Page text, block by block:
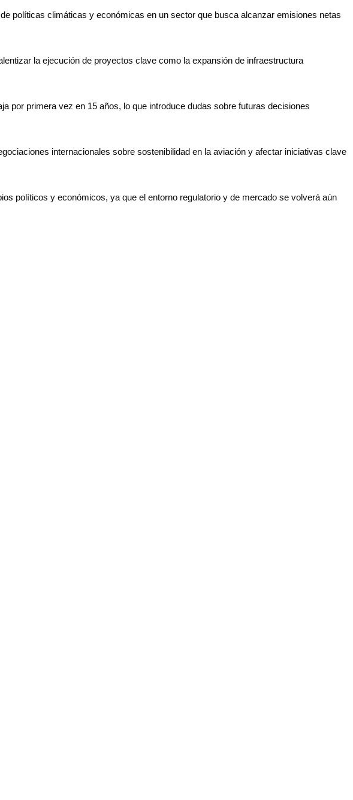
políticas climáticas y económicas en un sector que busca alcanzar emisiones netas
la ejecución de proyectos clave como la expansión de infraestructura
por primera vez en 15 años, lo que introduce dudas sobre futuras decisiones
internacionales sobre sostenibilidad en la aviación y afectar iniciativas clave
políticos y económicos, ya que el entorno regulatorio y de mercado se volverá aún